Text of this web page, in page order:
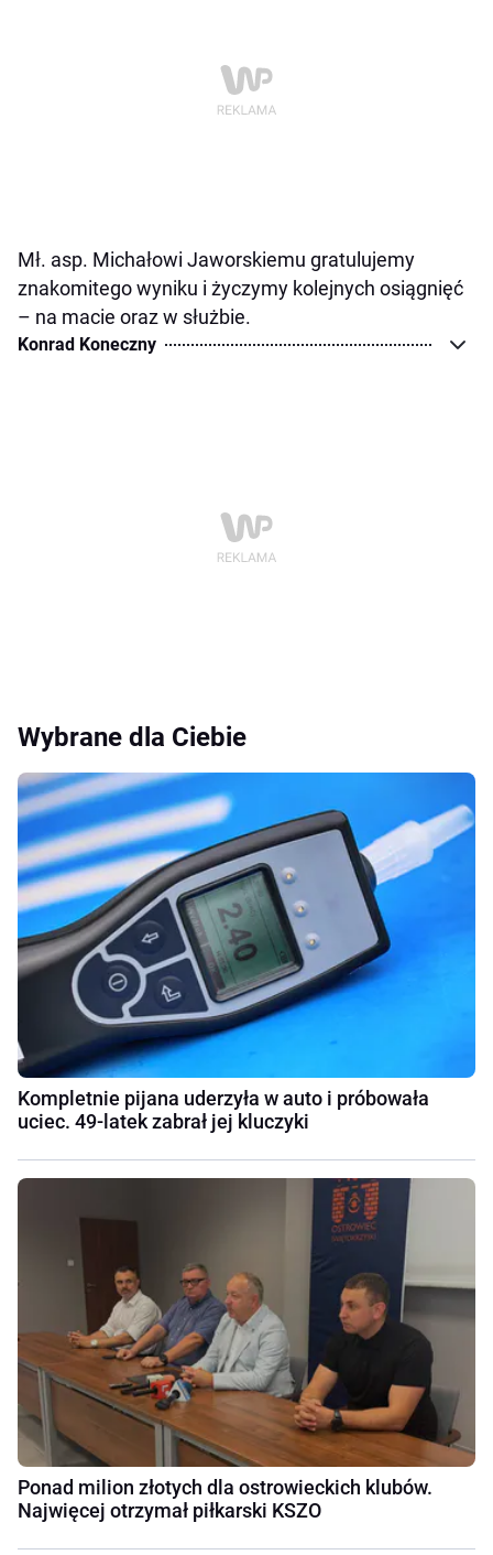
Mł. asp. Michałowi Jaworskiemu gratulujemy
znakomitego wyniku i życzymy kolejnych osiągnięć
– na macie oraz w służbie.
Konrad Koneczny
Wybrane dla Ciebie
Kompletnie pijana uderzyła w auto i próbowała
uciec. 49-latek zabrał jej kluczyki
Ponad milion złotych dla ostrowieckich klubów.
Najwięcej otrzymał piłkarski KSZO